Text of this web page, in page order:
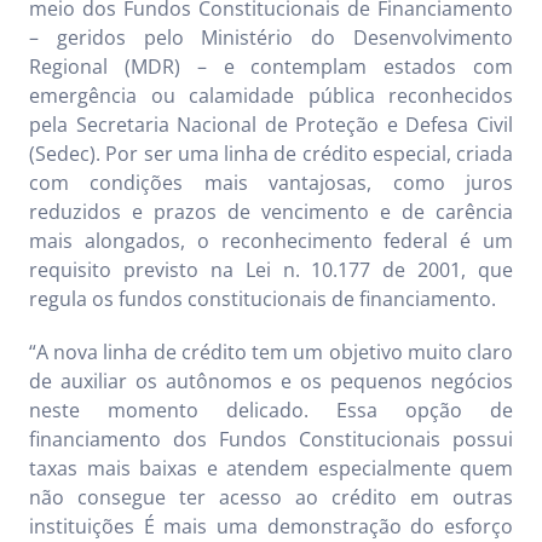
meio dos Fundos Constitucionais de Financiamento
– geridos pelo Ministério do Desenvolvimento
Regional (MDR) – e contemplam estados com
emergência ou calamidade pública reconhecidos
pela Secretaria Nacional de Proteção e Defesa Civil
(Sedec). Por ser uma linha de crédito especial, criada
com condições mais vantajosas, como juros
reduzidos e prazos de vencimento e de carência
mais alongados, o reconhecimento federal é um
requisito previsto na Lei n. 10.177 de 2001, que
regula os fundos constitucionais de financiamento.
“A nova linha de crédito tem um objetivo muito claro
de auxiliar os autônomos e os pequenos negócios
neste momento delicado. Essa opção de
financiamento dos Fundos Constitucionais possui
taxas mais baixas e atendem especialmente quem
não consegue ter acesso ao crédito em outras
instituições É mais uma demonstração do esforço